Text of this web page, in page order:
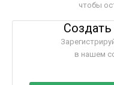
чтобы
в нашем